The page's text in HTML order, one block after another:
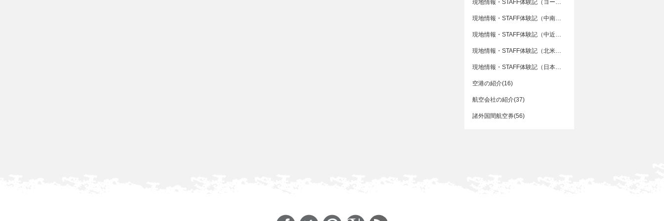
現地情報・STAFF体験記（ヨーロッパ）(76)
現地情報・STAFF体験記（中南米）(22)
現地情報・STAFF体験記（中近東）(3)
現地情報・STAFF体験記（北米）(40)
現地情報・STAFF体験記（日本）(15)
空港の紹介(16)
航空会社の紹介(37)
諸外国間航空券(56)